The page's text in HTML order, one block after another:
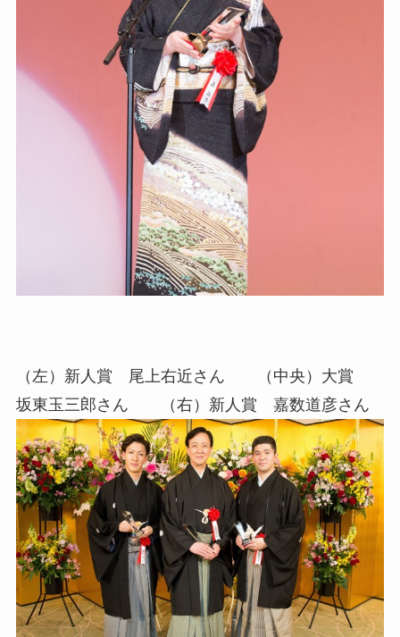
（左）新人賞 尾上右近さん （中央）大賞
坂東玉三郎さん （右）新人賞 嘉数道彦さん